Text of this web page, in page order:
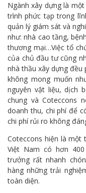
Ngành xây dựng là
trình phức tạp trong
quản lý giám sát và
như: nhà cao tầng,
thương mại…Việc tổ
của chủ đầu tư cũng
nhà thầu xây dựng đều
không mong muốn
nguyên vật liệu, dịch
chung và Coteccons
doanh thu, chi phí để
chi phí rủi ro không
Coteccons hiện là một
Việt Nam có hơn
trưởng rất nhanh
hàng những trải
toàn diện.